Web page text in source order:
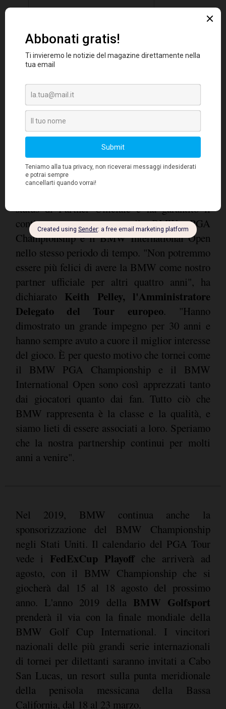
BMW ha riconfermato il suo impegno per il
status di Partner Ufficiale e ha garantito il
continuo supporto per il BMW PGA
Championship e il BMW International Open
nello stesso periodo di tempo. "Non potremmo
essere più felici di avere la BMW come nostro
partner ufficiale per altri quattro anni", ha
dichiarato Keith Pelley, l'Amministratore
Delegato del Tour europeo. "Hanno
dimostrato un grande impegno per 30 anni e
hanno sempre avuto a cuore il miglior interesse
del gioco. È per questo motivo che tornei come
il BMW PGA Championship e il BMW
International Open sono così apprezzati tanto
dai giocatori quanto dai fan. Tutto ciò che
BMW rappresenta è la classe e la qualità, e
siamo lieti di essere associati a loro. Speriamo
che la nostra partnership continui per molti
anni a venire".
Nel 2019, BMW continua anche la
sponsorizzazione del BMW Championship
negli Stati Uniti. Il calendario del PGA Tour
vede i FedExCup Playoffche arriverà ad
agosto, con il BMW Championship che si
giocherà dal 15 al 18 agosto del prossimo
anno. L'anno 2019 della BMW Golfsport
prenderà il via con la finale mondiale della
BMW Golf Cup International. I vincitori
nazionali delle più grandi serie internazionali
di tornei per dilettanti saranno invitati a Cabo
San Lucas, un resort sulla punta meridionale
della penisola messicana della Bassa
California, dal 18 al 23 marzo.